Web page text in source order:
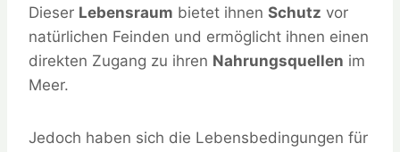
Dieser Lebensraum bietet ihnen Schutz vor
natürlichen Feinden und ermöglicht ihnen einen
direkten Zugang zu ihren Nahrungsquellen im
Meer.
Jedoch haben sich die Lebensbedingungen für